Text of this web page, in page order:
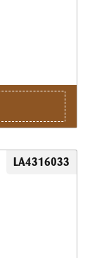
LA4316033